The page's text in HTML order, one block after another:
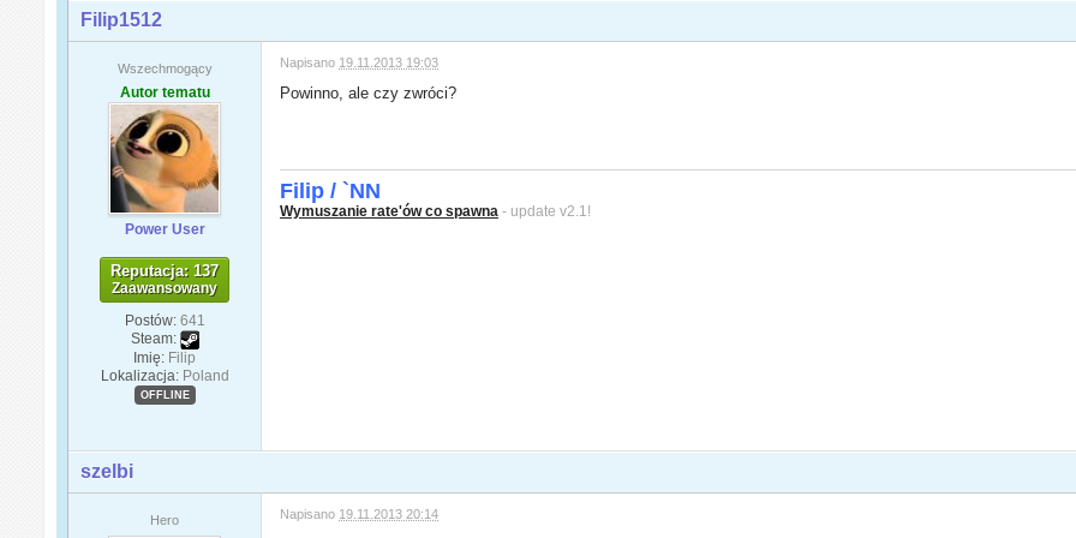
Filip1512
Wszechmogący
Autor tematu
Power User
Reputacja: 137
Zaawansowany
Postów: 641
Steam:
Imię: Filip
Lokalizacja: Poland
OFFLINE
Napisano 19.11.2013 19:03
Powinno, ale czy zwróci?
Filip / `NN
Wymuszanie rate'ów co spawna - update v2.1!
szelbi
Hero Napisano 19.11.2013 20:14